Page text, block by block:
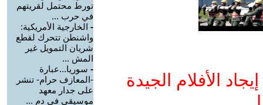
الأفلام الجيدة
تورط محتمل لقريتهم
في حرب ...
- الخارجية الأمريكية:
واشنطن تتحرك لقطع
شريان التمويل غير
المش ...
- سوريا...عبارة
-المعازف حرام- تنشر
على جدار معهد
موسيقي في دم ...